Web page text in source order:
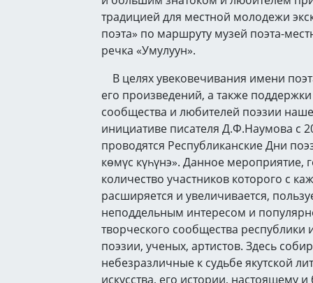
традицией для местной молодежи
поэта» по маршруту музей поэта-
речка «Умулуун».
В целях увековечивания имени
его произведений, а также
сообщества и любителей поэзии
инициативе писателя Д.Ф.Наумова с
проводятся Республиканские Дни
көмүс күһүнэ». Данное мероприятие,
количество участников которого с
расширяется и увеличивается,
неподдельным интересом и
творческого сообщества республики
поэзии, ученых, артистов. Здесь
небезразличные к судьбе якутской
искусства, его истории, настоящему